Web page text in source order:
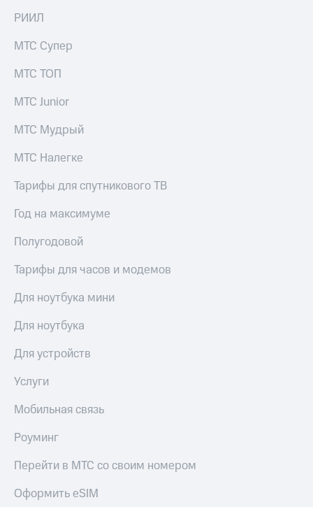
РИИЛ
МТС Супер
МТС ТОП
МТС Junior
МТС Мудрый
МТС Налегке
Тарифы для спутникового ТВ
Год на максимуме
Полугодовой
Тарифы для часов и модемов
Для ноутбука мини
Для ноутбука
Для устройств
Услуги
Мобильная связь
Роуминг
Перейти в МТС со своим номером
Оформить eSIM